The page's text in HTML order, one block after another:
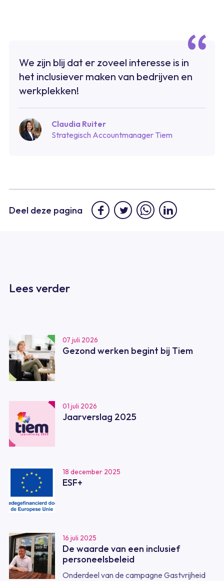
We zijn blij dat er zoveel interesse is in
het inclusiever maken van bedrijven en
werkplekken!
Claudia Ruiter
Strategisch Accountmanager Tiem
Deel deze pagina
Lees verder
07 juli 2026
Gezond werken begint bij Tiem
01 juli 2026
Jaarverslag 2025
18 december 2025
ESF+
16 juli 2025
De waarde van een inclusief
personeelsbeleid
Onderdeel van de campagne Gastvrijheid